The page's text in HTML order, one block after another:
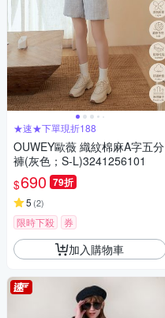
★速★下單現折188
OUWEY歐薇 織紋棉麻A字五分
褲(灰色；S-L)3241256101
$690 79折
5 (2)
限時下殺 券
加入購物車